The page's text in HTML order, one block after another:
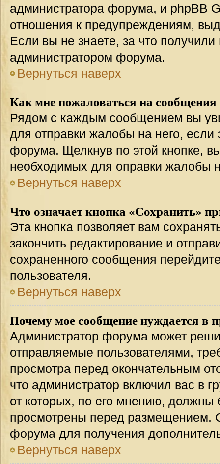
администратора форума, и phpBB
отношения к предупреждениям,
Если вы не знаете, за что
администратором форума.
Вернуться наверх
Как мне пожаловаться на сообщения
Рядом с каждым сообщением вы
для отправки жалобы на него,
форума. Щелкнув по этой кнопке,
необходимых для оправки жалобы
Вернуться наверх
Что означает кнопка «Сохранить»
Эта кнопка позволяет вам
закончить редактирование и
сохраненного сообщения
пользователя.
Вернуться наверх
Почему мое сообщение нуждается в
Администратор форума может
отправляемые пользователями,
просмотра перед окончательным
что администратор включил вас в
от которых, по его мнению, должны
просмотрены перед размещением.
форума для получения
Вернуться наверх